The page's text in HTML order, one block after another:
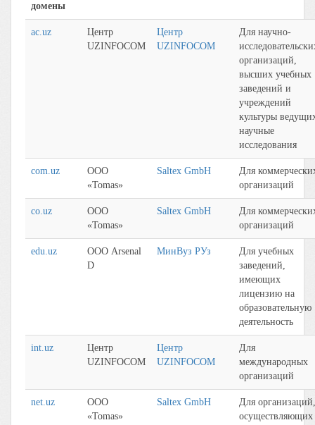
домены
ac.uz
Центр
UZINFOCOM
Центр
UZINFOCOM
Для научно-
организаций,
высших учебных
заведений и
учреждений
культуры
научные
исследования
com.uz
ООО
«Tomas»
Saltex GmbH
Для
организаций
co.uz
ООО
«Tomas»
Saltex GmbH
Для
организаций
edu.uz
ООО Arsenal
D
МинВуз РУз
Для учебных
заведений,
имеющих
лицензию на
образовательную
деятельность
int.uz
Центр
UZINFOCOM
Центр
UZINFOCOM
Для
международных
организаций
net.uz
ООО
«Tomas»
Saltex GmbH
Для организаций,
осуществляющих